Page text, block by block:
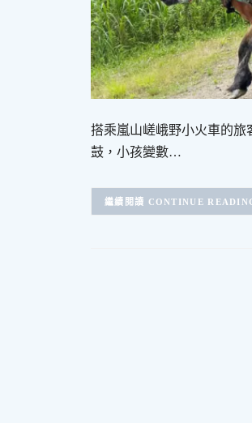
搭乘嵐山嵯峨野小火車的旅
鼓，小孩變數…
CONTINUE